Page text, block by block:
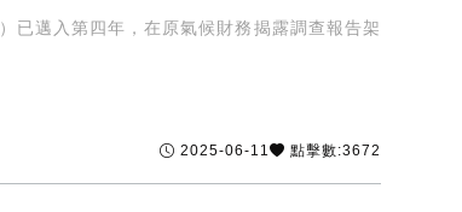
已邁入第四年，在原氣候財務揭露調查報告架
2025-06-11 點擊數:3672